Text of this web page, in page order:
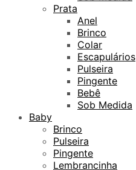
Prata
Anel
Brinco
Colar
Escapulários
Pulseira
Pingente
Bebê
Sob Medida
Baby
Brinco
Pulseira
Pingente
Lembrancinha